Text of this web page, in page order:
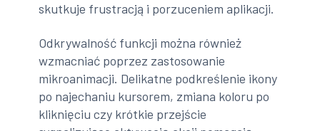
skutkuje frustracją i porzuceniem aplikacji.
Odkrywalność funkcji można również
wzmacniać poprzez zastosowanie
mikroanimacji. Delikatne podkreślenie ikony
po najechaniu kursorem, zmiana koloru po
kliknięciu czy krótkie przejście